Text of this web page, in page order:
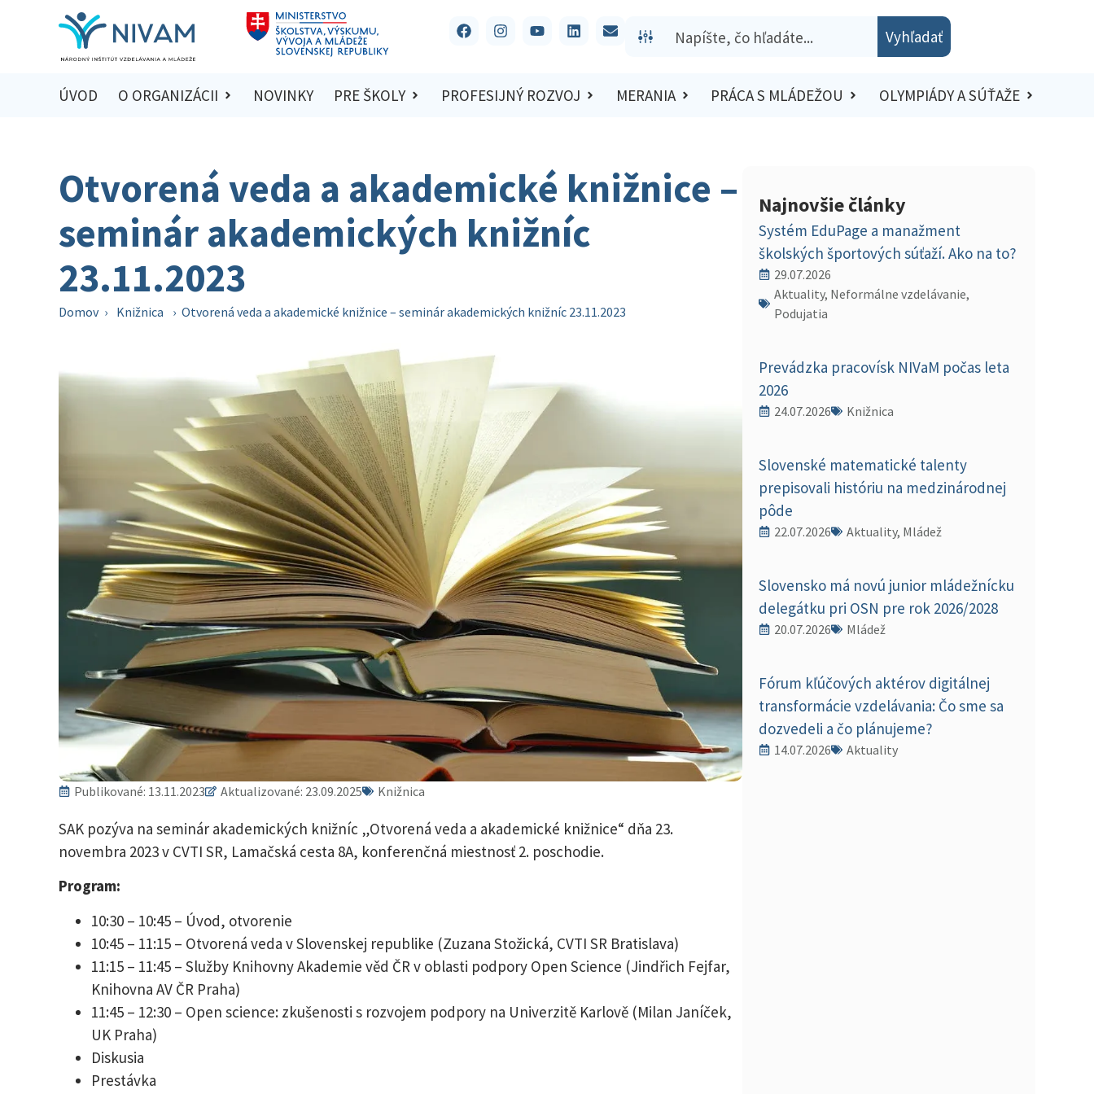
Vyhľadať
ÚVOD O ORGANIZÁCII NOVINKY PRE ŠKOLY PROFESIJNÝ ROZVOJ MERANIA PRÁCA S MLÁDEŽOU OLYMPIÁDY A SÚŤAŽE
Otvorená veda a akademické knižnice –
seminár akademických knižníc
23.11.2023
Domov › Knižnica › Otvorená veda a akademické knižnice – seminár akademických knižníc 23.11.2023
Publikované: 13.11.2023 Aktualizované: 23.09.2025 Knižnica
SAK pozýva na seminár akademických knižníc „Otvorená veda a akademické knižnice“ dňa 23.
novembra 2023 v CVTI SR, Lamačská cesta 8A, konferenčná miestnosť 2. poschodie.
Program:
10:30 – 10:45 – Úvod, otvorenie
10:45 – 11:15 – Otvorená veda v Slovenskej republike (Zuzana Stožická, CVTI SR Bratislava)
11:15 – 11:45 – Služby Knihovny Akademie věd ČR v oblasti podpory Open Science (Jindřich Fejfar,
Knihovna AV ČR Praha)
11:45 – 12:30 – Open science: zkušenosti s rozvojem podpory na Univerzitě Karlově (Milan Janíček,
UK Praha)
Diskusia
Prestávka
Najnovšie články
Systém EduPage a manažment
školských športových súťaží. Ako na to?
29.07.2026
Aktuality, Neformálne vzdelávanie,
Podujatia
Prevádzka pracovísk NIVaM počas leta
2026
24.07.2026 Knižnica
Slovenské matematické talenty
prepisovali históriu na medzinárodnej
pôde
22.07.2026 Aktuality, Mládež
Slovensko má novú junior mládežnícku
delegátku pri OSN pre rok 2026/2028
20.07.2026 Mládež
Fórum kľúčových aktérov digitálnej
transformácie vzdelávania: Čo sme sa
dozvedeli a čo plánujeme?
14.07.2026 Aktuality